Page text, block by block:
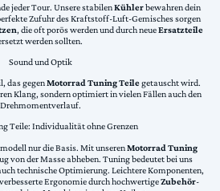
jeder Tour. Unsere stabilenKühlerbewahren dein
Zufuhr des Kraftstoff-Luft-Gemisches sorgen
, die oft porös werden und durch neueErsatzteile
werden sollten.
Sound und Optik
das gegenMotorrad Tuning Teilegetauscht wird.
Klang, sondern optimiert in vielen Fällen auch den
Drehmomentverlauf.
Teile: Individualität ohne Grenzen
nur die Basis. Mit unserenMotorrad Tuning
von der Masse abheben. Tuning bedeutet bei uns
technische Optimierung. Leichtere Komponenten,
Ergonomie durch hochwertigeZubehör-